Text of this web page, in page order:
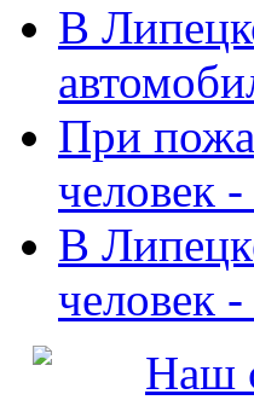
В
При
человек
В
человек